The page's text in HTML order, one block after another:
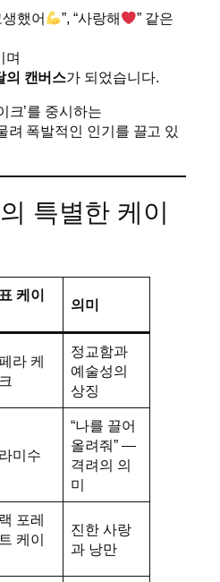
생했어 ”, “사랑해
” 같은
며
의 캔버스가 되었습니다.
크’를 중시하는
려 폭발적인 인기를 끌고 있
특별한 케이
케이
의미
라 케
정교함과
예술성의
상징
미수
“나를 끌어
올려줘” —
격려의 의
미
포레
케이
진한 사랑
과 낭만